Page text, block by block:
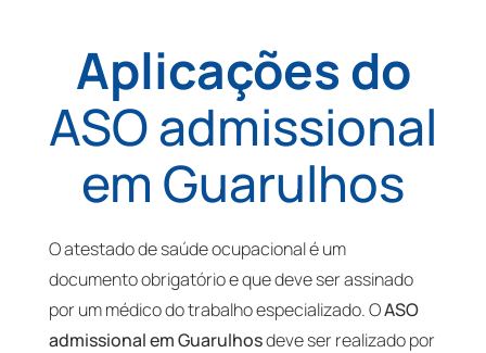
Aplicações do
ASO admissional
em Guarulhos
O atestado de saúde ocupacional é um
documento obrigatório e que deve ser assinado
por um médico do trabalho especializado. OASO
admissional em Guarulhosdeve ser realizado por